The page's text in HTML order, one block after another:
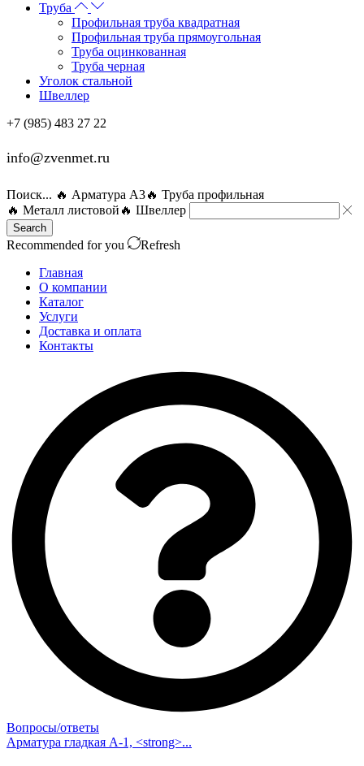
Труба
Профильная труба квадратная
Профильная труба прямоугольная
Труба оцинкованная
Труба черная
Уголок стальной
Швеллер
+7 (985) 483 27 22
info@zvenmet.ru
Поиск... 🔥 Арматура А3🔥 Труба профильная
🔥 Металл листовой 🔥 Швеллер
Search
Recommended for you
Refresh
Главная
О компании
Каталог
Услуги
Доставка и оплата
Контакты
Вопросы/ответы
Арматура гладкая А-1, <strong>...